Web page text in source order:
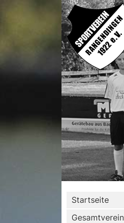
Startseite
Gesamtverein